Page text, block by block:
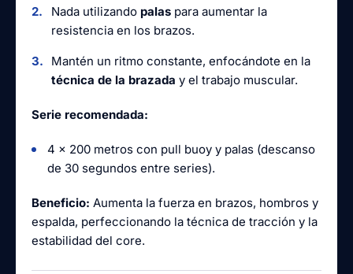
Nada utilizando palas para aumentar la
resistencia en los brazos.
Mantén un ritmo constante, enfocándote en la
técnica de la brazada y el trabajo muscular.
Serie recomendada:
4 x 200 metros con pull buoy y palas (descanso
de 30 segundos entre series).
Beneficio: Aumenta la fuerza en brazos, hombros y
espalda, perfeccionando la técnica de tracción y la
estabilidad del core.